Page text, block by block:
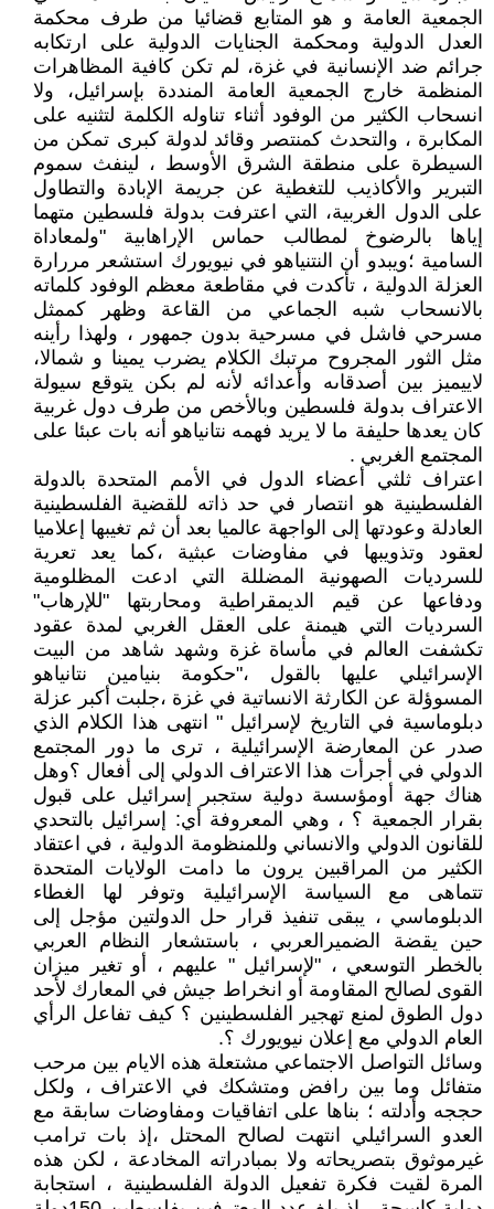
الجمعية العامة و هو المتابع قضائيا من طرف محكمة
العدل الدولية ومحكمة الجنايات الدولية على ارتكابه
جرائم ضد الإنسانية في غزة، لم تكن كافية المظاهرات
المنظمة خارج الجمعية العامة المنددة بإسرائيل، ولا
انسحاب الكثير من الوفود أثناء تناوله الكلمة لتثنيه على
المكابرة ، والتحدث كمنتصر وقائد لدولة كبرى تمكن من
السيطرة على منطقة الشرق الأوسط ، لينفث سموم
التبرير والأكاذيب للتغطية عن جريمة الإبادة والتطاول
على الدول الغربية، التي اعترفت بدولة فلسطين متهما
إياها بالرضوخ لمطالب حماس الإراهابية "ولمعاداة
السامية ؛ويبدو أن النتنياهو في نيويورك استشعر مررارة
العزلة الدولية ، تأكدت في مقاطعة معظم الوفود كلماته
بالانسحاب شبه الجماعي من القاعة وظهر كممثل
مسرحي فاشل في مسرحية بدون جمهور ، ولهذا رأينه
مثل الثور المجروح مرتبك الكلام يضرب يمينا و شمالا،
لاييميز بين أصدقاىه وأعدائه لأنه لم بكن يتوقع سيولة
الاعتراف بدولة فلسطين وبالأخص من طرف دول غربية
كان يعدها حليفة ما لا يريد فهمه نتانياهو أنه بات عبئا على
المجتمع الغربي .
اعتراف ثلثي أعضاء الدول في الأمم المتحدة بالدولة
الفلسطينية هو انتصار في حد ذاته للقضية الفلسطينية
العادلة وعودتها إلى الواجهة عالميا بعد أن ثم تغيبها إعلاميا
لعقود وتذويبها في مفاوضات عبثية ،كما يعد تعرية
للسرديات الصهونية المضللة التي ادعت المظلومية
ودفاعها عن قيم الديمقراطية ومحاربتها "للإرهاب"
السرديات التي هيمنة على العقل الغربي لمدة عقود
تكشفت العالم في مأساة غزة وشهد شاهد من البيت
الإسرائيلي عليها بالقول ،"حكومة بنيامين نتانياهو
المسوؤلة عن الكارثة الانساتية في غزة ،جلبت أكبر عزلة
دبلوماسية في التاريخ لإسرائيل " انتهى هذا الكلام الذي
صدر عن المعارضة الإسرائيلية ، ترى ما دور المجتمع
الدولي في أجرأت هذا الاعتراف الدولي إلى أفعال ؟وهل
هناك جهة أومؤسسة دولية ستجبر إسرائيل على قبول
بقرار الجمعية ؟ ، وهي المعروفة أي: إسرائيل بالتحدي
للقانون الدولي والانساني وللمنظومة الدولية ، في اعتقاد
الكثير من المراقبين يرون ما دامت الولايات المتحدة
تتماهى مع السياسة الإسرائيلية وتوفر لها الغطاء
الدبلوماسي ، يبقى تنفيذ قرار حل الدولتين مؤجل إلى
حين يقضة الضميرالعربي ، باستشعار النظام العربي
بالخطر التوسعي ، "لإسرائيل " عليهم ، أو تغير ميزان
القوى لصالح المقاومة أو انخراط جيش في المعارك لأحد
دول الطوق لمنع تهجير الفلسطينين ؟ كيف تفاعل الرأي
العام الدولي مع إعلان نيويورك ؟.
وسائل التواصل الاجتماعي مشتعلة هذه الايام بين مرحب
متفائل وما بين رافض ومتشكك في الاعتراف ، ولكل
حججه وأدلته ؛ بناها على اتفاقيات ومفاوضات سابقة مع
العدو السرائيلي انتهت لصالح المحتل ،إذ بات ترامب
غيرموثوق بتصريحاته ولا بمبادراته المخادعة ، لكن هذه
المرة لقيت فكرة تفعيل الدولة الفلسطينية ، استجابة